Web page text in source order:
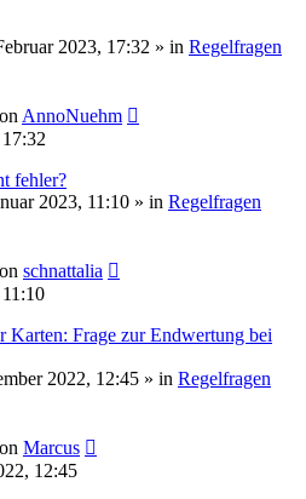
2023, 17:32 » in Regelfragen
AnnoNuehm
fehler?
2023, 11:10 » in Regelfragen
schnattalia
Karten: Frage zur Endwertung bei
2022, 12:45 » in Regelfragen
Marcus
12:45